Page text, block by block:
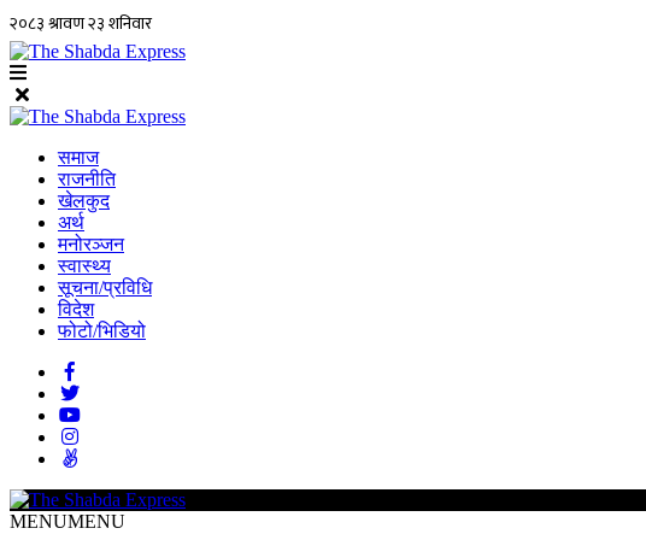
समाज
राजनीति
खेलकुद
अर्थ
मनोरञ्जन
स्वास्थ्य
सूचना/प्रविधि
विदेश
फोटो/भिडियो
MENUMENU